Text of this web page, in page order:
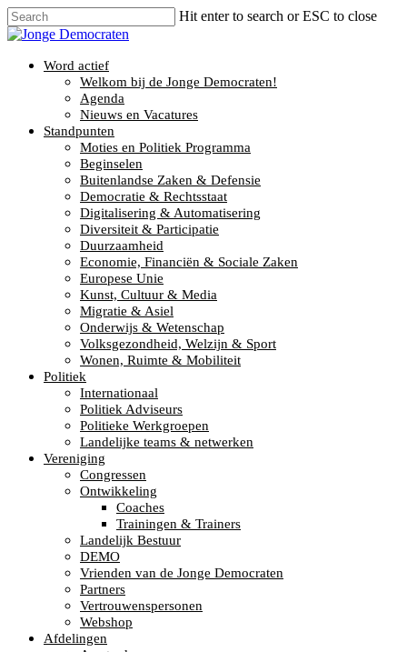
Hit enter to search or ESC to close
Word actief
Welkom bij de Jonge Democraten!
Agenda
Nieuws en Vacatures
Standpunten
Moties en Politiek Programma
Beginselen
Buitenlandse Zaken & Defensie
Democratie & Rechtsstaat
Digitalisering & Automatisering
Diversiteit & Participatie
Duurzaamheid
Economie, Financiën & Sociale Zaken
Europese Unie
Kunst, Cultuur & Media
Migratie & Asiel
Onderwijs & Wetenschap
Volksgezondheid, Welzijn & Sport
Wonen, Ruimte & Mobiliteit
Politiek
Internationaal
Politiek Adviseurs
Politieke Werkgroepen
Landelijke teams & netwerken
Vereniging
Congressen
Ontwikkeling
Coaches
Trainingen & Trainers
Landelijk Bestuur
DEMO
Vrienden van de Jonge Democraten
Partners
Vertrouwenspersonen
Webshop
Afdelingen